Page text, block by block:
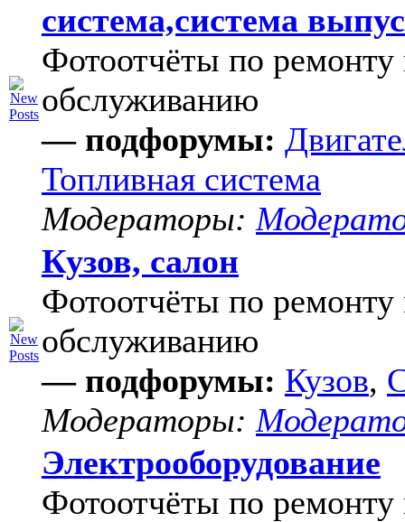
система,система
Фотоотчёты по ремонту
обслуживанию
— подфорумы:
Топливная система
Модераторы:
Кузов, салон
Фотоотчёты по ремонту
обслуживанию
— подфорумы: Кузов,
Модераторы:
Электрооборудование
Фотоотчёты по ремонту